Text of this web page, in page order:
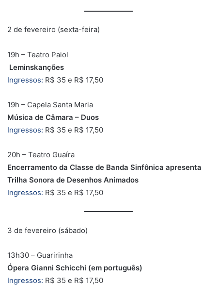
2 de fevereiro (sexta-feira)
19h – Teatro Paiol
Leminskanções
Ingressos: R$ 35 e R$ 17,50
19h – Capela Santa Maria
Música de Câmara – Duos
Ingressos: R$ 35 e R$ 17,50
20h – Teatro Guaíra
Encerramento da Classe de Banda Sinfônica apresenta
Trilha Sonora de Desenhos Animados
Ingressos: R$ 35 e R$ 17,50
3 de fevereiro (sábado)
13h30 – Guaririnha
Ópera Gianni Schicchi (em português)
Ingressos: R$ 35 e R$ 17,50